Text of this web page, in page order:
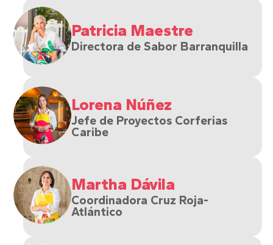
Patricia Maestre
Directora de Sabor Barranquilla
Lorena Núñez
Jefe de Proyectos Corferias
Caribe
Martha Dávila
Coordinadora Cruz Roja-
Atlántico